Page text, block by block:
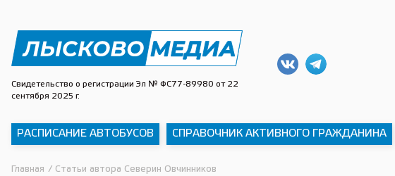
Свидетельство о регистрации Эл № ФС77-89980 от 22
сентября 2025 г.
РАСПИСАНИЕ АВТОБУСОВ СПРАВОЧНИК АКТИВНОГО ГРАЖДАНИНА
Главная / Статьи автора Северин Овчинников